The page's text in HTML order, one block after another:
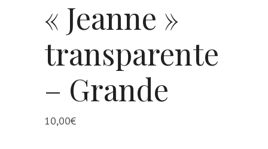
« Jeanne »
transparente
– Grande
10,00€